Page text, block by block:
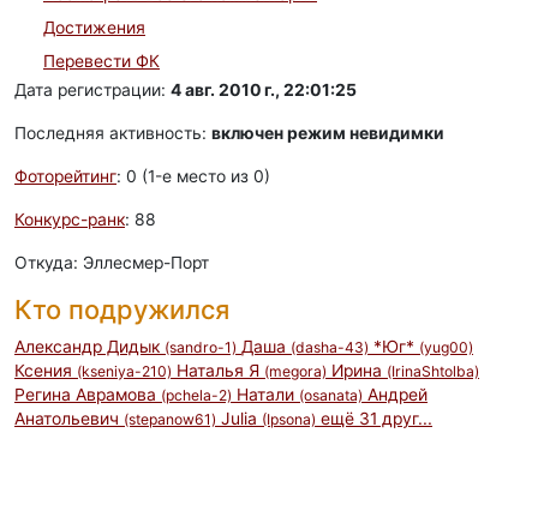
Достижения
Перевести ФК
Дата регистрации: 4 авг. 2010 г., 22:01:25
Последняя активность: включен режим невидимки
Фоторейтинг: 0 (1-e место из 0)
Конкурс-ранк: 88
Откуда: Эллесмер-Порт
Кто подружился
Александр Дидык (sandro-1) Даша (dasha-43) *Юг* (yug00)
Ксения (kseniya-210) Наталья Я (megora) Ирина (IrinaShtolba)
Регина Аврамова (pchela-2) Натали (osanata) Андрей
Анатольевич (stepanow61) Julia (Ipsona) ещё 31 друг...